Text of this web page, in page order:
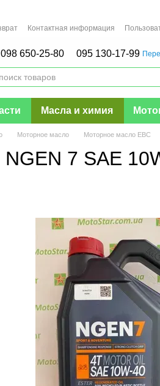
Контактная информация
098 650-25-80 095 130-17-99
Масла и химия
Моторное масло Моторное масло EBC
7 SAE